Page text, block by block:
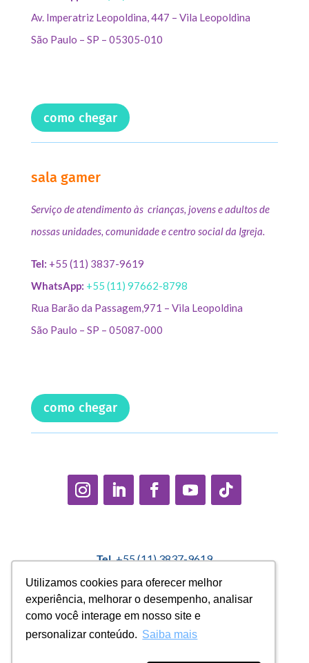
Utilizamos cookies para oferecer melhor
experiência, melhorar o desempenho, analisar
como você interage em nosso site e
personalizar conteúdo. Saiba mais
Utilizamos cookies para oferecer melhor
experiência, melhorar o desempenho, analisar
como você interage em nosso site e
personalizar conteúdo. Saiba mais
Av. Imperatriz Leopoldina, 447 – Vila Leopoldina
São Paulo – SP – 05305-010
como chegar
sala gamer
Serviço de atendimento às crianças, jovens e adultos de
nossas unidades, comunidade e centro social da Igreja.
Tel: +55 (11) 3837-9619
WhatsApp: +55 (11) 97662-8798
Rua Barão da Passagem,971 – Vila Leopoldina
São Paulo – SP – 05087-000
como chegar
Tel.+55 (11) 3837-9619
Política Interna de Proteção de Dados |Encarregado de
Dados: Marcelo Correa |
denuncias@casadopequenocidadao.org.br